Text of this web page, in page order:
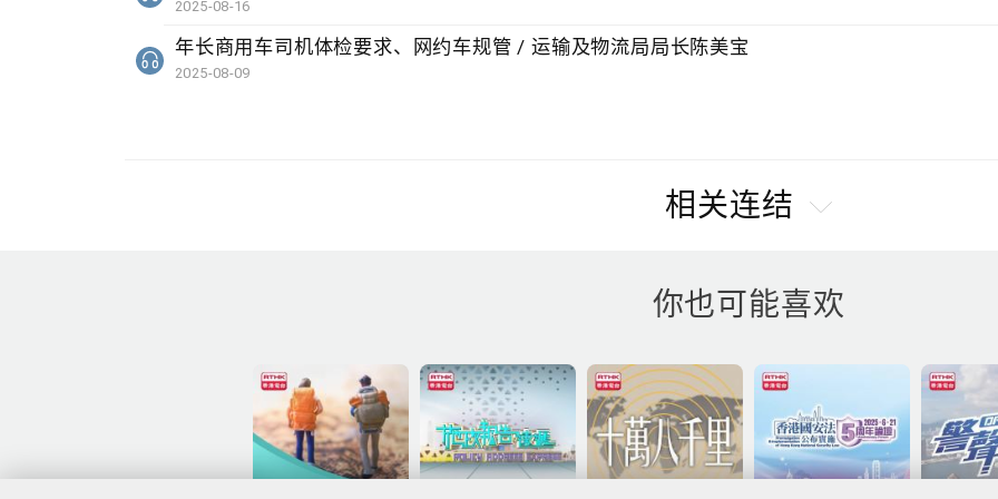
2025-08-16
年长商用车司机体检要求、网约车规管 / 运输及物流局局长陈美宝
2025-08-09
相关连结
你也可能喜欢